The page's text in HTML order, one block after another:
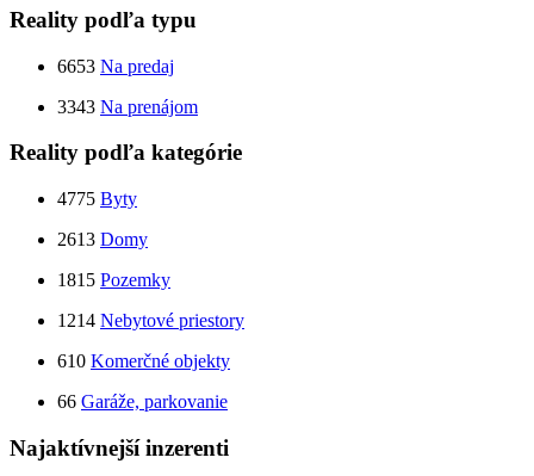
Reality podľa typu
6653 Na predaj
3343 Na prenájom
Reality podľa kategórie
4775 Byty
2613 Domy
1815 Pozemky
1214 Nebytové priestory
610 Komerčné objekty
66 Garáže, parkovanie
Najaktívnejší inzerenti